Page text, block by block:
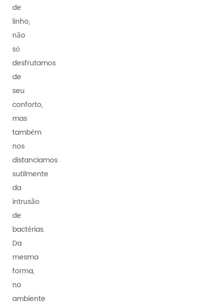
de
linho,
não
só
desfrutamos
de
seu
conforto,
mas
também
nos
distanciamos
sutilmente
da
intrusão
de
bactérias.
Da
mesma
forma,
no
ambiente